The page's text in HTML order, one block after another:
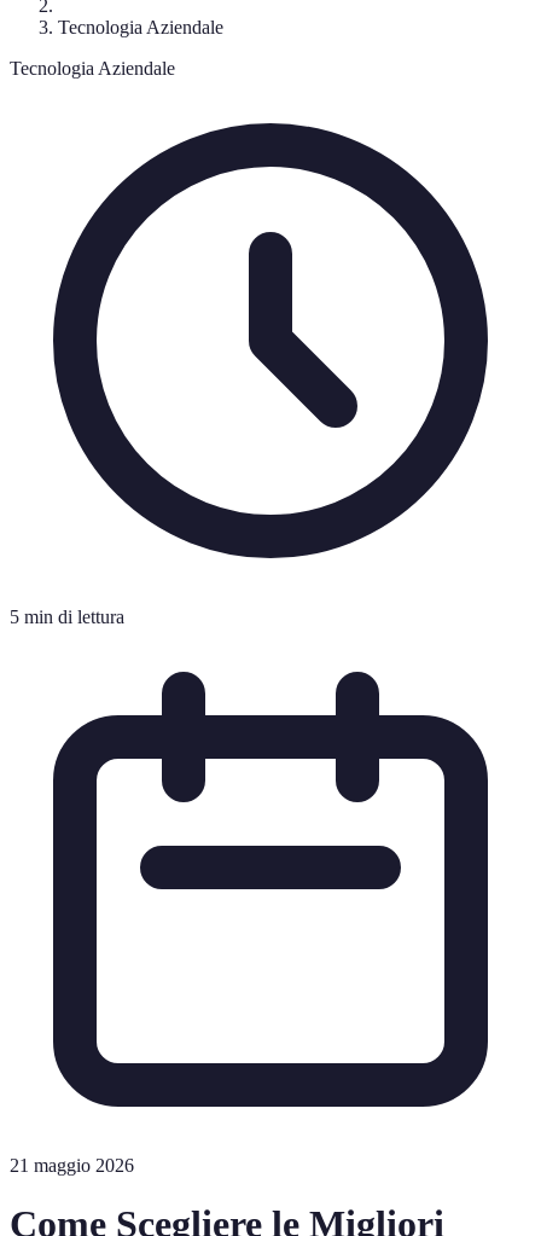
Tecnologia Aziendale
Tecnologia Aziendale
5 min di lettura
21 maggio 2026
Come Scegliere le Migliori